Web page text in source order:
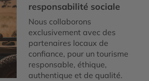
responsabilité sociale
Nous collaborons
exclusivement avec des
partenaires locaux de
confiance, pour un tourisme
responsable, éthique,
authentique et de qualité.